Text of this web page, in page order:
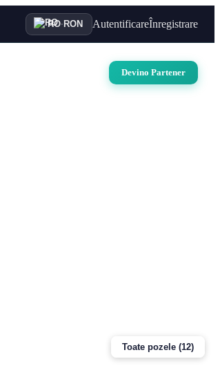
RO· RON AutentificareÎnregistrare
Devino Partener
Toate pozele (12)